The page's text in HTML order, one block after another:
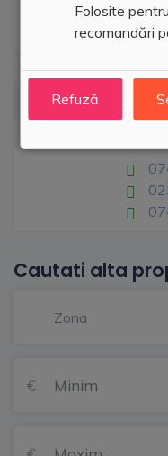
Folosite
recomandări
Refuză
Cautati alta
Zona